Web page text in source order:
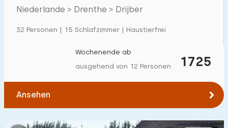
Einfamilienhaus
Ferienbauernhof
Tiny house
Niederlande > Drenthe > Drijber
32 Personen | 15 Schlafzimmer | Haustierfrei
1725
Wochenende ab
ausgehend von 12 Personen
Ansehen